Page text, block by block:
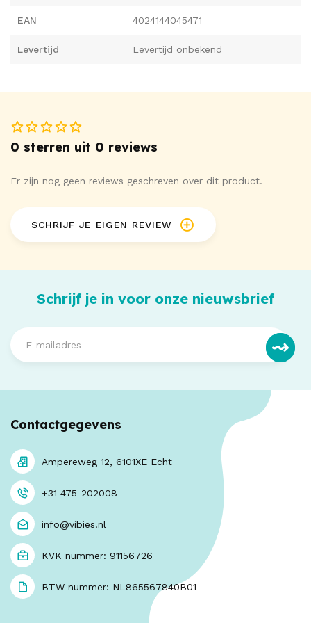
Gemaakt van natuurlijk latex dat eventueel allergieën kan
EAN 4024144045471
Levertijd Levertijd onbekend
0 sterren uit 0 reviews
Er zijn nog geen reviews geschreven over dit product.
SCHRIJF JE EIGEN REVIEW
Schrijf je in voor onze nieuwsbrief
Contactgegevens
Ampereweg 12, 6101XE Echt
+31 475-202008
info@vibies.nl
KVK nummer: 91156726
BTW nummer: NL865567840B01